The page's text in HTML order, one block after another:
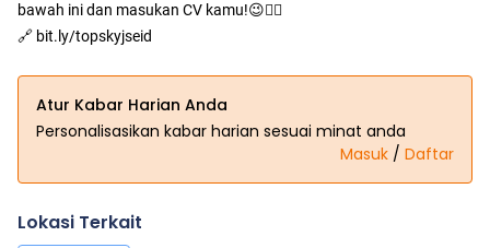
bawah ini dan masukan CV kamu!😉👇🏻
🔗 bit.ly/topskyjseid
Atur Kabar Harian Anda
Personalisasikan kabar harian sesuai minat anda
Masuk / Daftar
Lokasi Terkait